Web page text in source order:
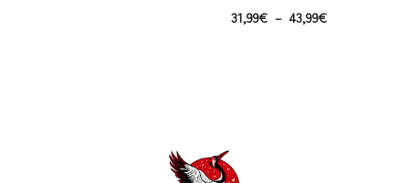
31,99€ – 43,99€